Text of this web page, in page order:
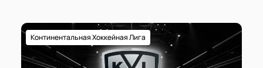
Континентальная Хоккейная Лига